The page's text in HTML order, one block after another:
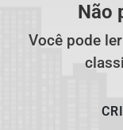
Não
Você pode